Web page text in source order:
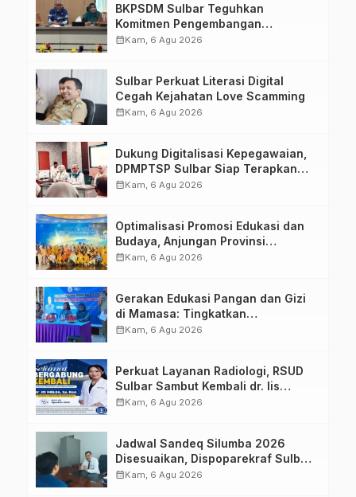
BKPSDM Sulbar Teguhkan
Komitmen Pengembangan
Kompetensi ASN melalui
calendar_monthKam, 6 Agu 2026
Sulbar Perkuat Literasi Digital
Cegah Kejahatan Love Scamming
calendar_monthKam, 6 Agu 2026
Dukung Digitalisasi Kepegawaian,
DPMPTSP Sulbar Siap Terapkan
Aplikasi FLEKSI ASN
calendar_monthKam, 6 Agu 2026
Optimalisasi Promosi Edukasi dan
Budaya, Anjungan Provinsi
Sulawesi Barat Perkuat Kolaborasi
calendar_monthKam, 6 Agu 2026
Gerakan Edukasi Pangan dan Gizi
di Mamasa: Tingkatkan
Pengetahuan dan Keterampilan
calendar_monthKam, 6 Agu 2026
Perkuat Layanan Radiologi, RSUD
Sulbar Sambut Kembali dr. Iis
Imelda, Sp.Rad
calendar_monthKam, 6 Agu 2026
Jadwal Sandeq Silumba 2026
Disesuaikan, Dispoparekraf Sulbar
Pastikan Persiapan Tetap
calendar_monthKam, 6 Agu 2026